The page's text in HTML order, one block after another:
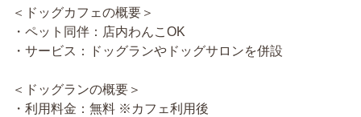
＜ドッグカフェの概要＞
・ペット同伴：店内わんこOK
・サービス：ドッグランやドッグサロンを併設
＜ドッグランの概要＞
・利用料金：無料 ※カフェ利用後